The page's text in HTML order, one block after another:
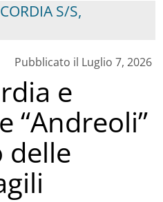
S/S,
Pubblicato il Luglio 7, 2026
e
“Andreoli”
delle